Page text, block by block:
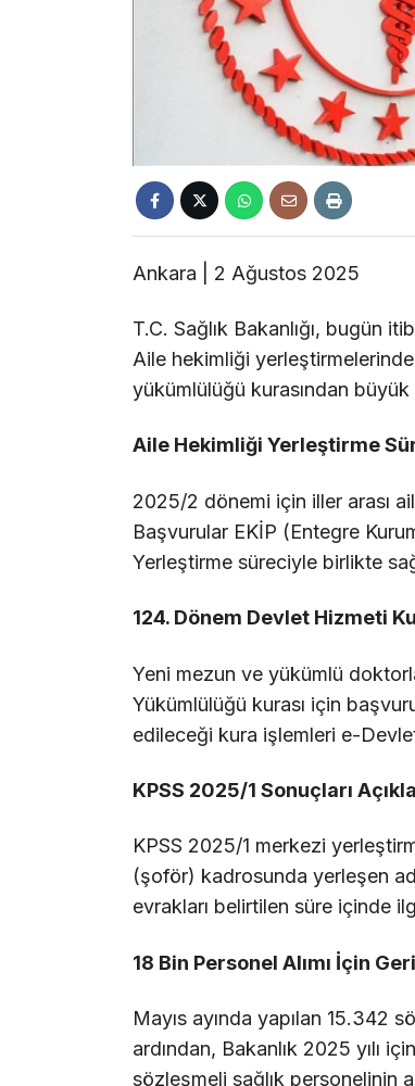
Ankara | 2 Ağustos 2025
T.C. Sağlık Bakanlığı, bugün
Aile hekimliği
yükümlülüğü kurasından büyük
Aile Hekimliği Yerleştirme
2025/2 dönemi için iller arası
Başvurular EKİP (Entegre
Yerleştirme süreciyle birlikte
124. Dönem Devlet Hizmeti
Yeni mezun ve yükümlü
Yükümlülüğü kurası için
edileceği kura işlemleri e-
KPSS 2025/1 Sonuçları
KPSS 2025/1 merkezi
(şoför) kadrosunda yerleşen
evrakları belirtilen süre içinde
18 Bin Personel Alımı İçin
Mayıs ayında yapılan 15.342
ardından, Bakanlık 2025 yılı
sözleşmeli sağlık personelinin